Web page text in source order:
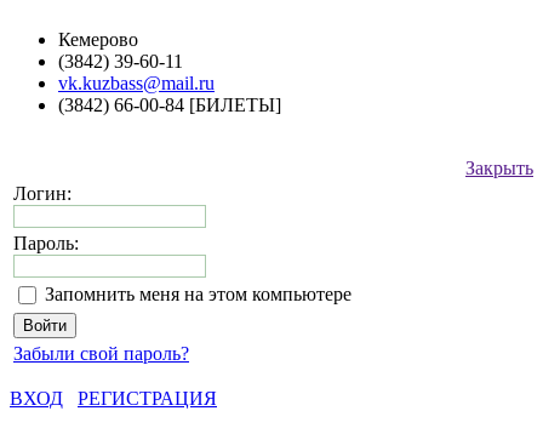
Кемерово
(3842) 39-60-11
vk.kuzbass@mail.ru
(3842) 66-00-84 [БИЛЕТЫ]
Закрыть
Логин:
Пароль:
Запомнить меня на этом компьютере
Забыли свой пароль?
ВХОД
РЕГИСТРАЦИЯ